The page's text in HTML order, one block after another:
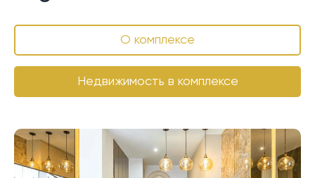
О комплексе
Недвижимость в комплексе